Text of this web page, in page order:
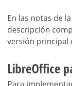
En las notas de
descripción
versión principal
LibreOffice